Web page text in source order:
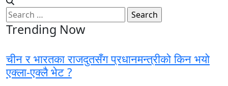
Search
for:
Trending Now
चीन र भारतका राजदुतसँग प्रधानमन्त्रीको किन भयो
एक्ला-एक्लै भेट ?